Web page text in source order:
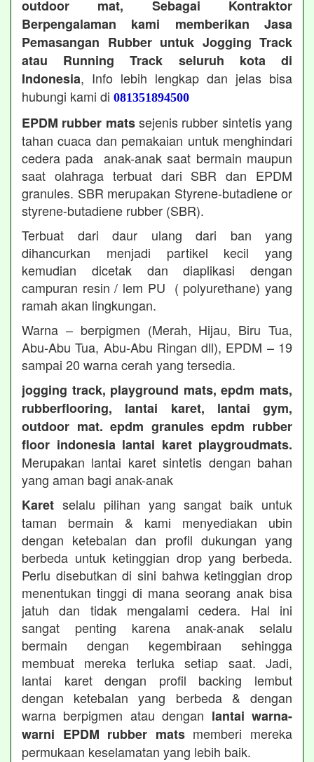
outdoor mat, Sebagai Kontraktor
Berpengalaman kami memberikan Jasa
Pemasangan Rubber untuk Jogging Track
atau Running Track seluruh kota di
Indonesia, Info lebih lengkap dan jelas bisa
hubungi kami di 081351894500
EPDM rubber matssejenis rubber sintetis yang
tahan cuaca dan pemakaian untuk menghindari
cedera pada anak-anak saat bermain maupun
saat olahraga terbuat dari SBR dan EPDM
granules. SBR merupakan Styrene-butadiene or
styrene-butadiene rubber (SBR).
Terbuat dari daur ulang dari ban yang
dihancurkan menjadi partikel kecil yang
kemudian dicetak dan diaplikasi dengan
campuran resin / lem PU ( polyurethane) yang
ramah akan lingkungan.
Warna – berpigmen (Merah, Hijau, Biru Tua,
Abu-Abu Tua, Abu-Abu Ringan dll), EPDM – 19
sampai 20 warna cerah yang tersedia.
jogging track, playground mats, epdm mats,
rubberflooring, lantai karet, lantai gym,
outdoor mat. epdm granules epdm rubber
floor indonesia lantai karet playgroudmats.
Merupakan lantai karet sintetis dengan bahan
yang aman bagi anak-anak
Karet selalu pilihan yang sangat baik untuk
taman bermain & kami menyediakan ubin
dengan ketebalan dan profil dukungan yang
berbeda untuk ketinggian drop yang berbeda.
Perlu disebutkan di sini bahwa ketinggian drop
menentukan tinggi di mana seorang anak bisa
jatuh dan tidak mengalami cedera. Hal ini
sangat penting karena anak-anak selalu
bermain dengan kegembiraan sehingga
membuat mereka terluka setiap saat. Jadi,
lantai karet dengan profil backing lembut
dengan ketebalan yang berbeda & dengan
warna berpigmen atau dengan lantai warna-
warni EPDM rubber matsmemberi mereka
permukaan keselamatan yang lebih baik.